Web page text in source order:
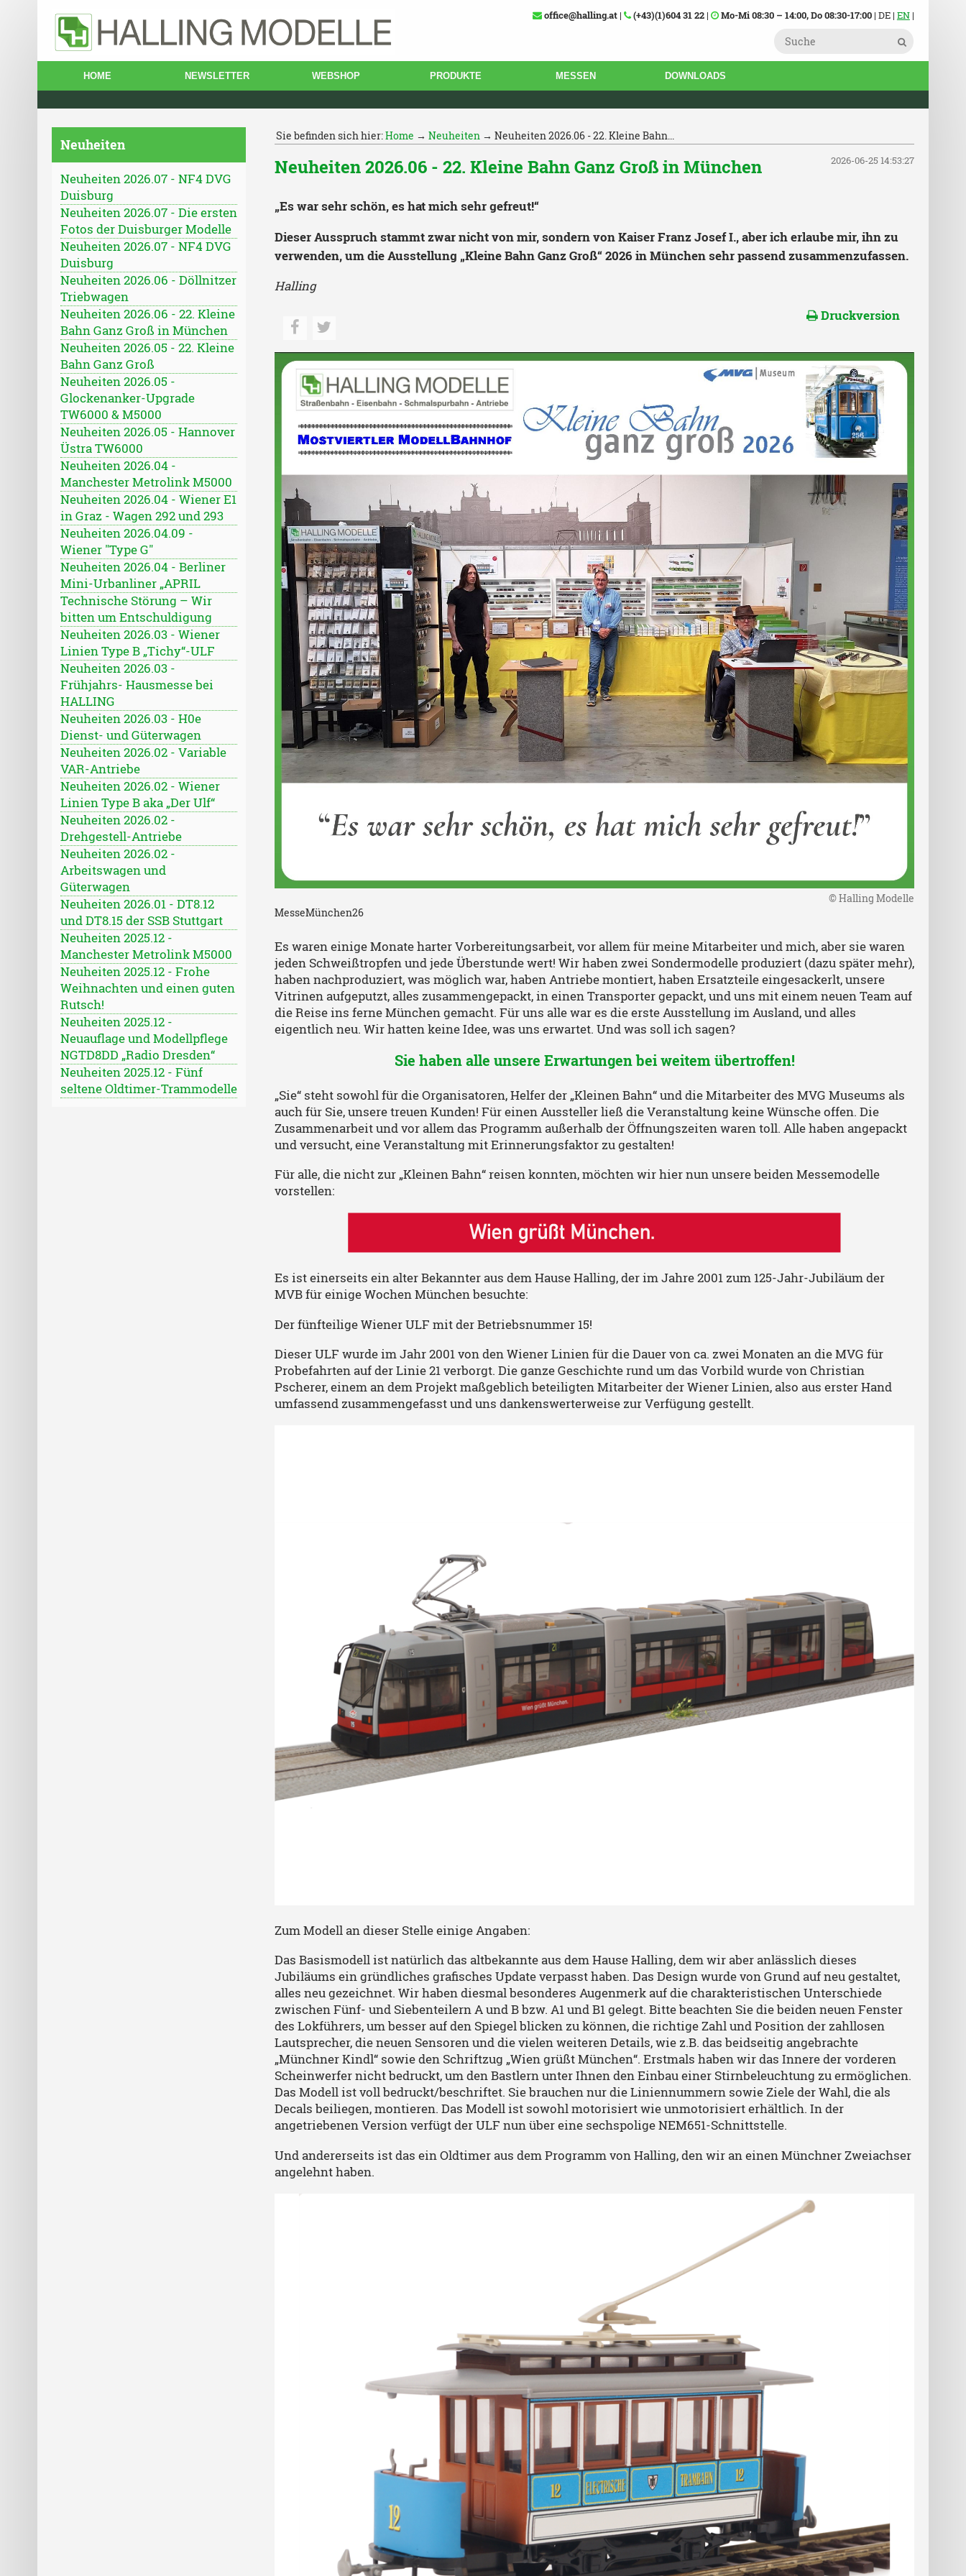
office@halling.at| (+43)(1)604 31 22| Mo-Mi 08:30 – 14:00, Do 08:30-17:00 | DE | EN|
HOME NEWSLETTER WEBSHOP PRODUKTE MESSEN DOWNLOADS
Neuheiten
Neuheiten 2026.07 - NF4 DVG
Duisburg
Neuheiten 2026.07 - Die ersten
Fotos der Duisburger Modelle
Neuheiten 2026.07 - NF4 DVG
Duisburg
Neuheiten 2026.06 - Döllnitzer
Triebwagen
Neuheiten 2026.06 - 22. Kleine
Bahn Ganz Groß in München
Neuheiten 2026.05 - 22. Kleine
Bahn Ganz Groß
Neuheiten 2026.05 -
Glockenanker-Upgrade
TW6000 & M5000
Neuheiten 2026.05 - Hannover
Üstra TW6000
Neuheiten 2026.04 -
Manchester Metrolink M5000
Neuheiten 2026.04 - Wiener E1
in Graz - Wagen 292 und 293
Neuheiten 2026.04.09 -
Wiener "Type G"
Neuheiten 2026.04 - Berliner
Mini-Urbanliner „APRIL
Technische Störung – Wir
bitten um Entschuldigung
Neuheiten 2026.03 - Wiener
Linien Type B „Tichy“-ULF
Neuheiten 2026.03 -
Frühjahrs- Hausmesse bei
HALLING
Neuheiten 2026.03 - H0e
Dienst- und Güterwagen
Neuheiten 2026.02 - Variable
VAR-Antriebe
Neuheiten 2026.02 - Wiener
Linien Type B aka „Der Ulf“
Neuheiten 2026.02 -
Drehgestell-Antriebe
Neuheiten 2026.02 -
Arbeitswagen und
Güterwagen
Neuheiten 2026.01 - DT8.12
und DT8.15 der SSB Stuttgart
Neuheiten 2025.12 -
Manchester Metrolink M5000
Neuheiten 2025.12 - Frohe
Weihnachten und einen guten
Rutsch!
Neuheiten 2025.12 -
Neuauflage und Modellpflege
NGTD8DD „Radio Dresden“
Neuheiten 2025.12 - Fünf
seltene Oldtimer-Trammodelle
Sie befinden sich hier:Home → Neuheiten → Neuheiten 2026.06 - 22. Kleine Bahn...
2026-06-25 14:53:27
Neuheiten 2026.06 - 22. Kleine Bahn Ganz Groß in München
„Es war sehr schön, es hat mich sehr gefreut!“
Dieser Ausspruch stammt zwar nicht von mir, sondern von Kaiser Franz Josef I., aber ich erlaube mir, ihn zu
verwenden, um die Ausstellung „Kleine Bahn Ganz Groß“ 2026 in München sehr passend zusammenzufassen.
Halling
Druckversion
© Halling Modelle
MesseMünchen26
Es waren einige Monate harter Vorbereitungsarbeit, vor allem für meine Mitarbeiter und mich, aber sie waren
jeden Schweißtropfen und jede Überstunde wert! Wir haben zwei Sondermodelle produziert (dazu später mehr),
haben nachproduziert, was möglich war, haben Antriebe montiert, haben Ersatzteile eingesackerlt, unsere
Vitrinen aufgeputzt, alles zusammengepackt, in einen Transporter gepackt, und uns mit einem neuen Team auf
die Reise ins ferne München gemacht. Für uns alle war es die erste Ausstellung im Ausland, und alles
eigentlich neu. Wir hatten keine Idee, was uns erwartet. Und was soll ich sagen?
Sie haben alle unsere Erwartungen bei weitem übertroffen!
„Sie“ steht sowohl für die Organisatoren, Helfer der „Kleinen Bahn“ und die Mitarbeiter des MVG Museums als
auch für Sie, unsere treuen Kunden! Für einen Aussteller ließ die Veranstaltung keine Wünsche offen. Die
Zusammenarbeit und vor allem das Programm außerhalb der Öffnungszeiten waren toll. Alle haben angepackt
und versucht, eine Veranstaltung mit Erinnerungsfaktor zu gestalten!
Für alle, die nicht zur „Kleinen Bahn“ reisen konnten, möchten wir hier nun unsere beiden Messemodelle
vorstellen:
Es ist einerseits ein alter Bekannter aus dem Hause Halling, der im Jahre 2001 zum 125-Jahr-Jubiläum der
MVB für einige Wochen München besuchte:
Der fünfteilige Wiener ULF mit der Betriebsnummer 15!
Dieser ULF wurde im Jahr 2001 von den Wiener Linien für die Dauer von ca. zwei Monaten an die MVG für
Probefahrten auf der Linie 21 verborgt. Die ganze Geschichte rund um das Vorbild wurde von Christian
Pscherer, einem an dem Projekt maßgeblich beteiligten Mitarbeiter der Wiener Linien, also aus erster Hand
umfassend zusammengefasst und uns dankenswerterweise zur Verfügung gestellt.
Zum Modell an dieser Stelle einige Angaben:
Das Basismodell ist natürlich das altbekannte aus dem Hause Halling, dem wir aber anlässlich dieses
Jubiläums ein gründliches grafisches Update verpasst haben. Das Design wurde von Grund auf neu gestaltet,
alles neu gezeichnet. Wir haben diesmal besonderes Augenmerk auf die charakteristischen Unterschiede
zwischen Fünf- und Siebenteilern A und B bzw. A1 und B1 gelegt. Bitte beachten Sie die beiden neuen Fenster
des Lokführers, um besser auf den Spiegel blicken zu können, die richtige Zahl und Position der zahllosen
Lautsprecher, die neuen Sensoren und die vielen weiteren Details, wie z.B. das beidseitig angebrachte
„Münchner Kindl“ sowie den Schriftzug „Wien grüßt München“. Erstmals haben wir das Innere der vorderen
Scheinwerfer nicht bedruckt, um den Bastlern unter Ihnen den Einbau einer Stirnbeleuchtung zu ermöglichen.
Das Modell ist voll bedruckt/beschriftet. Sie brauchen nur die Liniennummern sowie Ziele der Wahl, die als
Decals beiliegen, montieren. Das Modell ist sowohl motorisiert wie unmotorisiert erhältlich. In der
angetriebenen Version verfügt der ULF nun über eine sechspolige NEM651-Schnittstelle.
Und andererseits ist das ein Oldtimer aus dem Programm von Halling, den wir an einen Münchner Zweiachser
angelehnt haben.